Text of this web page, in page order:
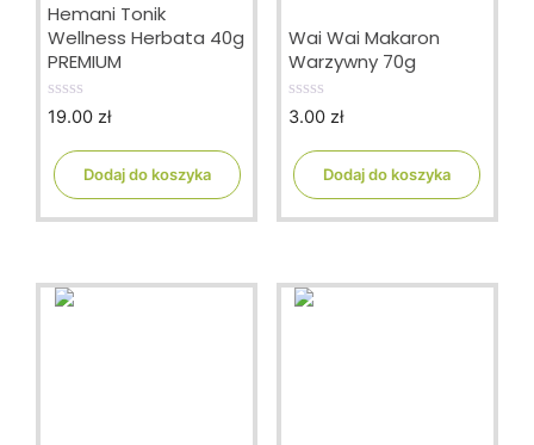
Hemani Tonik
Wellness Herbata 40g
PREMIUM
0
o
5
19.00 zł
Dodaj do koszyka
Wai Wai Makaron
Warzywny 70g
0
o
5
3.00 zł
Dodaj do koszyka